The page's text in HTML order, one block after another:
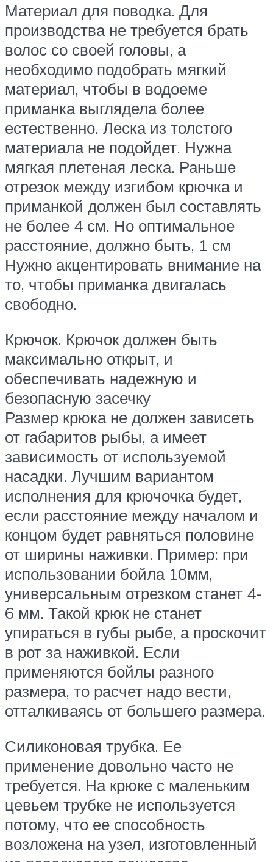
Материал для поводка. Для
производства не требуется брать
волос со своей головы, а
необходимо подобрать мягкий
материал, чтобы в водоеме
приманка выглядела более
естественно. Леска из толстого
материала не подойдет. Нужна
мягкая плетеная леска. Раньше
отрезок между изгибом крючка и
приманкой должен был составлять
не более 4 см. Но оптимальное
расстояние, должно быть, 1 см
Нужно акцентировать внимание на
то, чтобы приманка двигалась
свободно.
Крючок. Крючок должен быть
максимально открыт, и
обеспечивать надежную и
безопасную засечку
Размер крюка не должен зависеть
от габаритов рыбы, а имеет
зависимость от используемой
насадки. Лучшим вариантом
исполнения для крючочка будет,
если расстояние между началом и
концом будет равняться половине
от ширины наживки. Пример: при
использовании бойла 10мм,
универсальным отрезком станет 4-
6 мм. Такой крюк не станет
упираться в губы рыбе, а проскочит
в рот за наживкой. Если
применяются бойлы разного
размера, то расчет надо вести,
отталкиваясь от большего размера.
Силиконовая трубка. Ее
применение довольно часто не
требуется. На крюке с маленьким
цевьем трубке не используется
потому, что ее способность
возложена на узел, изготовленный